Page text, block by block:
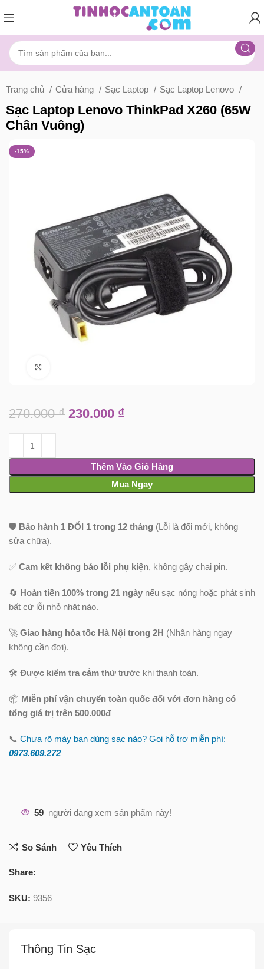
Trang chủ Cửa hàng Sạc Laptop Sạc Laptop Lenovo
Sạc Laptop Lenovo ThinkPad X260 (65W
Chân Vuông)
-15%
270.000₫ 230.000 ₫
Thêm Vào Giỏ Hàng
Mua Ngay
🛡️ Bảo hành 1 ĐỔI 1 trong 12 tháng (Lỗi là đổi mới, không
sửa chữa).
✅Cam kết không báo lỗi phụ kiện, không gây chai pin.
🔄 Hoàn tiền 100% trong 21 ngày nếu sạc nóng hoặc phát sinh
bất cứ lỗi nhỏ nhặt nào.
🚀Giao hàng hỏa tốc Hà Nội trong 2H (Nhận hàng ngay
không cần đợi).
🛠️Được kiểm tra cắm thử trước khi thanh toán.
📦 Miễn phí vận chuyển toàn quốc đối với đơn hàng có
tổng giá trị trên 500.000đ
📞Chưa rõ máy bạn dùng sạc nào? Gọi hỗ trợ miễn phí:
0973.609.272
59 người đang xem sản phẩm này!
So Sánh Yêu Thích
Share:
SKU:9356
Thông Tin Sạc